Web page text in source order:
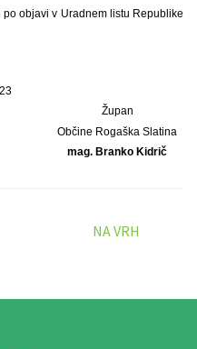
objavi v Uradnem listu Republike
Župan
Občine Rogaška Slatina
mag. Branko Kidrič
NA VRH